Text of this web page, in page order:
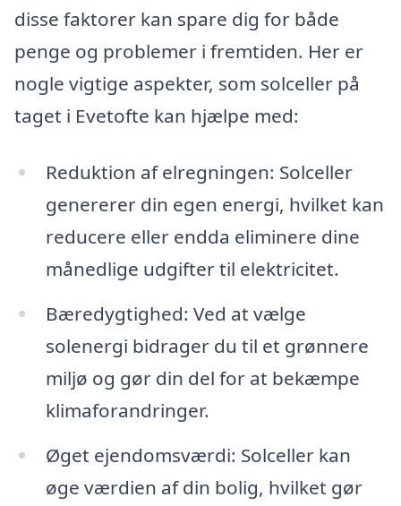
disse faktorer kan spare dig for både
penge og problemer i fremtiden. Her er
nogle vigtige aspekter, som solceller på
taget i Evetofte kan hjælpe med:
Reduktion af elregningen: Solceller
genererer din egen energi, hvilket kan
reducere eller endda eliminere dine
månedlige udgifter til elektricitet.
Bæredygtighed: Ved at vælge
solenergi bidrager du til et grønnere
miljø og gør din del for at bekæmpe
klimaforandringer.
Øget ejendomsværdi: Solceller kan
øge værdien af din bolig, hvilket gør